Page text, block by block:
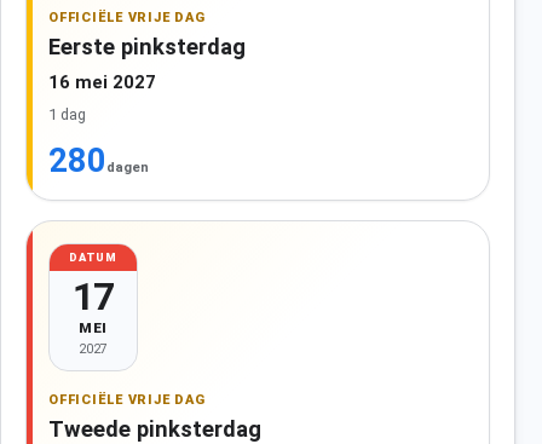
OFFICIËLE VRIJE DAG
Eerste pinksterdag
16 mei 2027
1 dag
280 dagen
DATUM
17
MEI
2027
OFFICIËLE VRIJE DAG
Tweede pinksterdag